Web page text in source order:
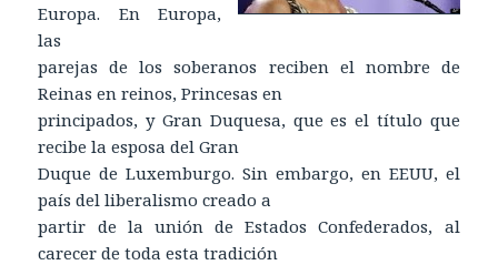
Europa. En Europa,
las
parejas de los soberanos reciben el nombre de
Reinas en reinos, Princesas en
principados, y Gran Duquesa, que es el título que
recibe la esposa del Gran
Duque de Luxemburgo. Sin embargo, en EEUU, el
país del liberalismo creado a
partir de la unión de Estados Confederados, al
carecer de toda esta tradición